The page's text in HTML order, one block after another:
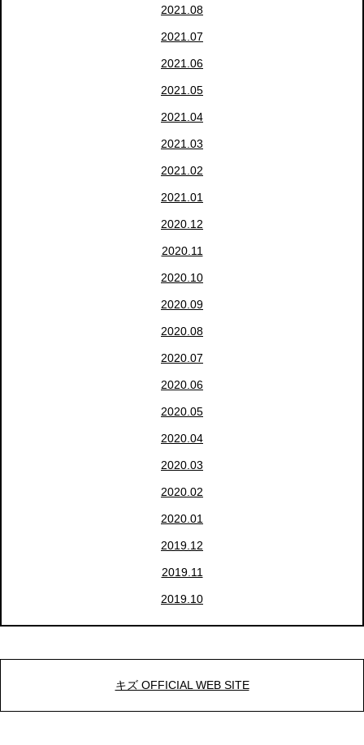
2021.08
2021.07
2021.06
2021.05
2021.04
2021.03
2021.02
2021.01
2020.12
2020.11
2020.10
2020.09
2020.08
2020.07
2020.06
2020.05
2020.04
2020.03
2020.02
2020.01
2019.12
2019.11
2019.10
キズ OFFICIAL WEB SITE